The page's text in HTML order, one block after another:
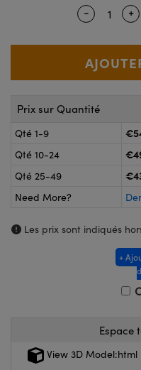
de Poche ou à Mesure
: Microscopie
: Caméras
Optiques Lightpath
Gratings™
- +
Prix sur Quantité
Qté 1-9
Qté 10-24
Qté 25-49
Need More?
Les prix sont indiqués
+
Espace
View 3D Model:html